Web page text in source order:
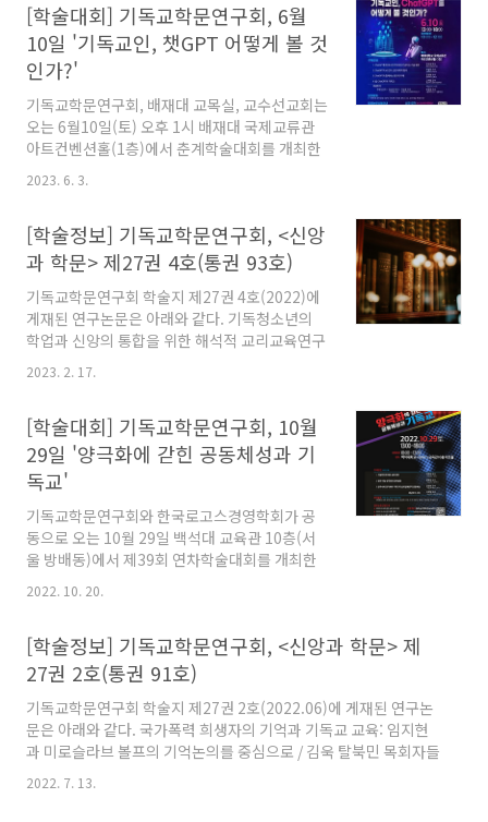
회 연차학술대회 ..
은희 한국어교육의 문화 통합에 관한 탐색적 연
구 - 특수목적 한국어교육을 중심으로 / 이란
2022 개정 교육과정에서 ‘종교’교과 「삶과 종
교」에 대한 비판적 검토: 종교교과의 목적을 중
심으로 / 정문선 종교개혁에 대한 교육과정과 교
과서 서술의 문제: 2015 개정 세계사 교과서를
중심으로 / 권태경 OECD가 제시한 미래역량교
민주주의와 교회 정치 / 이..
[학술대회] 기독교학문연구회, 6월
10일 '기독교인, 챗GPT 어떻게 볼 것
인가?'
기독교학문연구회, 배재대 교목실, 교수선교회는
오는 6월10일(토) 오후 1시 배재대 국제교류관
아트컨벤션홀(1층)에서 춘계학술대회를 개최한
다. 를 주제로 진행되는 이번 학술대회는 권오욱
박사(한국전자통신연구원)를 비롯해 박해정 박
학과 교수), 고세일 박사(충남대 법학전문대학원
교수) 등이 주제강연자로 참여해 △ChatGPT를
탄생시킨 언어생성 인공지능 기술 둥향
△ChatGPT의 뇌 인지 신경과학적 함의
△ChatGPT와 함께 하는 종교의 미래 △법,
ChatGPT와 기독교 등을 주제로 발표한다. 이어
경제, 경영, 인문학, 사회과학, 세계관, 캠퍼스 선
만 ..
2023. 6. 3.
[학술정보] 기독교학문연구회, <신앙
과 학문> 제27권 4호(통권 93호)
기독교학문연구회 학술지 제27권 4호(2022)에
게재된 연구논문은 아래와 같다. 기독청소년의
학업과 신앙의 통합을 위한 해석적 교리교육연구
/ 강미랑 현대미술과 종교 다원주의-빌 비올라의
비디오 아트를 중심으로 / 심상용 가즈오 이시구
이미지 / 김철수 한국 교회 내 외국인 사역자의 삶
과 사역에 대한 문화기술지 연구 / 전윤조 잠재프
로파일 분석방법을 적용한 기독교 청년의 성행동
에 대한 인식 유형 분석 / 조성봉, 이수민,강병덕
소진(Burn-out)을 경험한 영아부 전도사의
COVID-19 상황에서의 사역 어려움과 회복과정
에 대한 내러티브 탐구 / 방은영 기독교인의 종교
효과 / 홍구화 삶의 목적과 건강 관련 삶의 ..
2023. 2. 17.
[학술대회] 기독교학문연구회, 10월
29일 '양극화에 갇힌 공동체성과 기
독교'
기독교학문연구회와 한국로고스경영학회가 공
동으로 오는 10월 29일 백석대 교육관 10층(서
울 방배동)에서 제39회 연차학술대회를 개최한
다. '양극화에 갇힌 공동체성과 기독교'라는 주제
로 이국운 교수(한동대), 강영호 교수(숭실대), 김
△자유민주주의와 교회정치 △정치 이념 양극화
와 경제성장 △한국사회 양극화와 기독교의 삼위
일체론적 공동체성 등의 제목으로 발표한다. 이
어 대면과 비대면으로 경제, 경영, 교육학, 사회과
학, 신학 세션 등을 비롯해 대학원생의 연구논문
이 차례로 발표될 예정이다. 학술대회 등록하기
(클릭) ▣ 참가비 안내 - 일반: 20,000원 - 대학원
2022. 10. 20.
[학술정보] 기독교학문연구회, <신앙과 학문> 제
27권 2호(통권 91호)
기독교학문연구회 학술지 제27권 2호(2022.06)에 게재된 연구논
문은 아래와 같다. 국가폭력 희생자의 기억과 기독교 교육: 임지현
과 미로슬라브 볼프의 기억논의를 중심으로 / 김욱 탈북민 목회자들
의 회심에 대한 콜라지(Colaizzi)의 현상학적 연구 / 박병애 독일통
일과정에서의 동서독교회의 역할을 통해 본 북한 교회 세우기의 과
2022. 7. 13.